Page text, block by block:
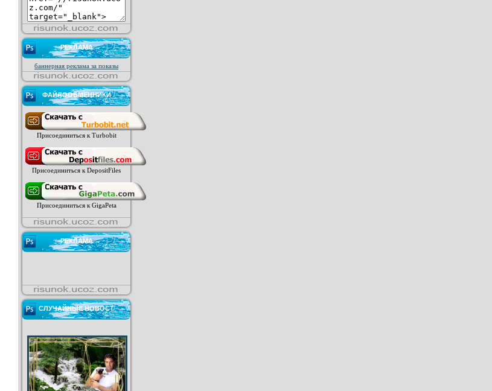
РЕКЛАМА
баннерная реклама за показы
ФАЙЛООБМЕННИКИ
Присоединиться к Turbobit
Присоединиться к DepositFiles
Присоединиться к GigaPeta
РЕКЛАМА
СЛУЧАЙНЫЕ НОВОСТ